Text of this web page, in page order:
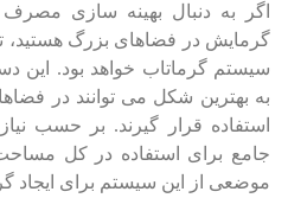
اگر به دنبال بهینه سازی
گرمایش در فضاهای بزرگ هستید،
سیستم گرماتاب خواهد بود. این
به بهترین شکل می توانند در
استفاده قرار گیرند. بر حسب
جامع برای استفاده در کل
موضعی از این سیستم برای ایجاد